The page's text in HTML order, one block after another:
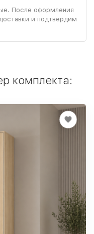
После оформления
и подтвердим
комплекта: